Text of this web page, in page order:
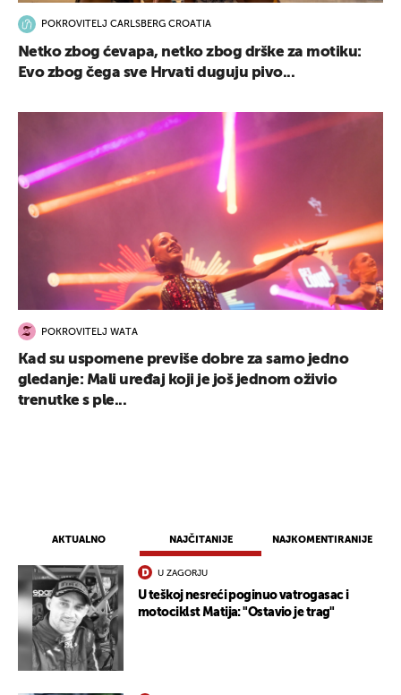
AKTUALNO NAJČITANIJE NAJKOMENTIRANIJE
U ZAGORJU
U teškoj nesreći poginuo vatrogasac i
motociklst Matija: "Ostavio je trag"
POKROVITELJ CARLSBERG CROATIA
Netko zbog ćevapa, netko zbog drške za motiku:
Evo zbog čega sve Hrvati duguju pivo...
POKROVITELJ WATA
Kad su uspomene previše dobre za samo jedno
gledanje: Mali uređaj koji je još jednom oživio
trenutke s ple...
UKLJUČITE NOTIFIKACIJE